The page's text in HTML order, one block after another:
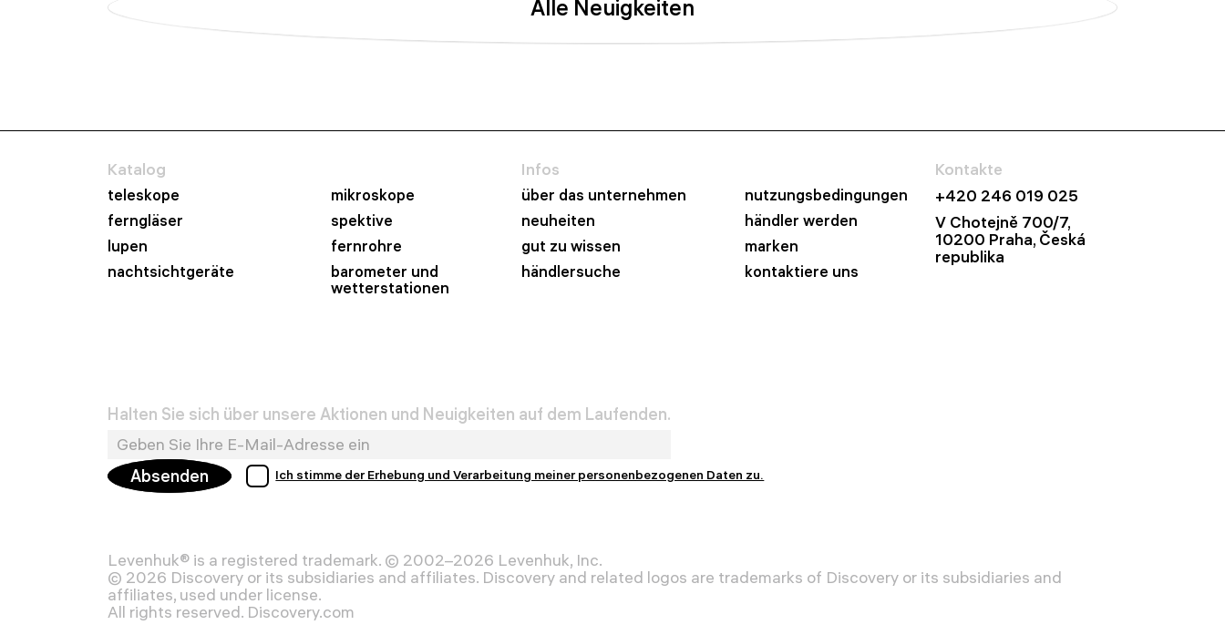
Alle Neuigkeiten
Katalog
teleskope
mikroskope
ferngläser
spektive
lupen
fernrohre
nachtsichtgeräte
barometer und
wetterstationen
Infos
über das unternehmen
nutzungsbedingungen
neuheiten
händler werden
gut zu wissen
marken
händlersuche
kontaktiere uns
Kontakte
+420 246 019 025
V Chotejně 700/7,
10200 Praha, Česká
republika
Halten Sie sich über unsere Aktionen und Neuigkeiten auf dem Laufenden.
Absenden Ich stimme der Erhebung und Verarbeitung meiner personenbezogenen Daten zu.
Levenhuk® is a registered trademark. © 2002–2026 Levenhuk, Inc.
© 2026 Discovery or its subsidiaries and affiliates. Discovery and related logos are trademarks of Discovery or its subsidiaries and
affiliates, used under license.
All rights reserved. Discovery.com